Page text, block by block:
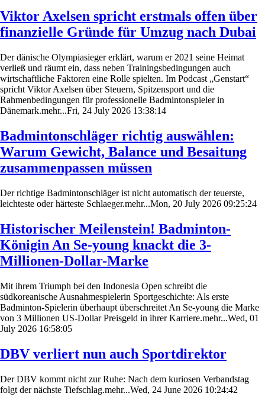
Viktor Axelsen spricht erstmals offen über
finanzielle Gründe für Umzug nach Dubai
Der dänische Olympiasieger erklärt, warum er 2021 seine Heimat
verließ und räumt ein, dass neben Trainingsbedingungen auch
wirtschaftliche Faktoren eine Rolle spielten. Im Podcast „Genstart“
spricht Viktor Axelsen über Steuern, Spitzensport und die
Rahmenbedingungen für professionelle Badmintonspieler in
Dänemark.mehr...Fri, 24 July 2026 13:38:14
Badmintonschläger richtig auswählen:
Warum Gewicht, Balance und Besaitung
zusammenpassen müssen
Der richtige Badmintonschläger ist nicht automatisch der teuerste,
leichteste oder härteste Schlaeger.mehr...Mon, 20 July 2026 09:25:24
Historischer Meilenstein! Badminton-
Königin An Se-young knackt die 3-
Millionen-Dollar-Marke
Mit ihrem Triumph bei den Indonesia Open schreibt die
südkoreanische Ausnahmespielerin Sportgeschichte: Als erste
Badminton-Spielerin überhaupt überschreitet An Se-young die Marke
von 3 Millionen US-Dollar Preisgeld in ihrer Karriere.mehr...Wed, 01
July 2026 16:58:05
DBV verliert nun auch Sportdirektor
Der DBV kommt nicht zur Ruhe: Nach dem kuriosen Verbandstag
folgt der nächste Tiefschlag.mehr...Wed, 24 June 2026 10:24:42